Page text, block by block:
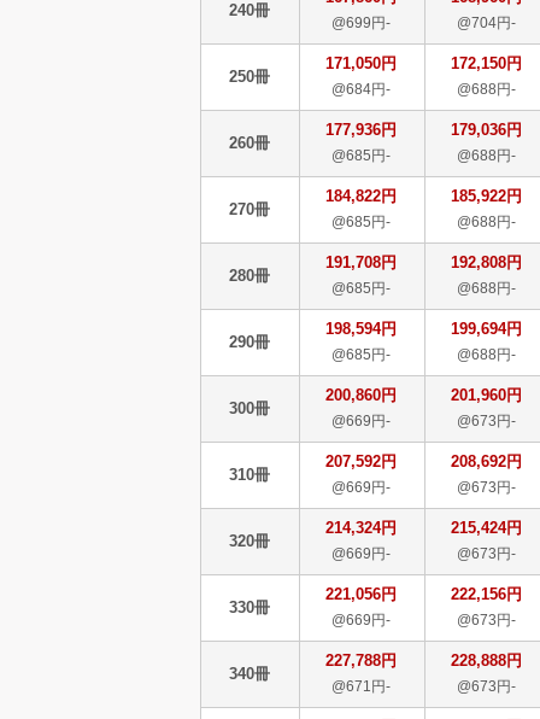
240冊
@699円- @704円-
250冊
171,050円
@684円-
172,150円
@688円-
260冊
177,936円
@685円-
179,036円
@688円-
270冊
184,822円
@685円-
185,922円
@688円-
280冊
191,708円
@685円-
192,808円
@688円-
290冊
198,594円
@685円-
199,694円
@688円-
300冊
200,860円
@669円-
201,960円
@673円-
310冊
207,592円
@669円-
208,692円
@673円-
320冊
214,324円
@669円-
215,424円
@673円-
330冊
221,056円
@669円-
222,156円
@673円-
340冊
227,788円
@671円-
228,888円
@673円-